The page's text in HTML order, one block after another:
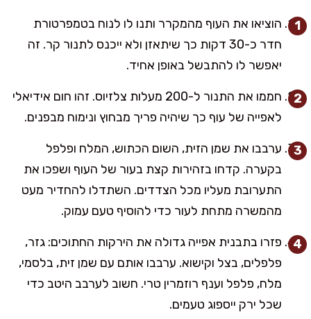
הוציאו את העוף מהמקרר ותנו לו לנוח בטמפרטורת
חדר כ-30 דקות כך שיתאזן ולא ייכנס לתנור קר. זה
יאפשר לו להתבשל באופן אחיד.
חממו את התנור ל-200 מעלות צלזיוס. זהו חום אידיאלי
לאפייה של עוף כך שיהיה פריך מבחוץ ונימוח מבפנים.
ערבבו את שמן הזית, השום הכתוש, המלח ופלפל
בקערה. קדחו בזהירות קצת בעור של העוף ושפכו את
התערובת מעליו מכל הצדדים. השתדלו להחדיר מעט
מהמשרה מתחת לעור כדי להוסיף טעם עמוק.
פזרו בתבנית אפייה גדולה את הירקות החתוכים: גזר,
פלפלים, בצל וקישוא. ערבבו אותם עם שמן זית, בלסמי,
מלח, פלפל וענף רוזמרין טרי. חשוב לערבב היטב כדי
שכל ירק ייספוג טעמים.